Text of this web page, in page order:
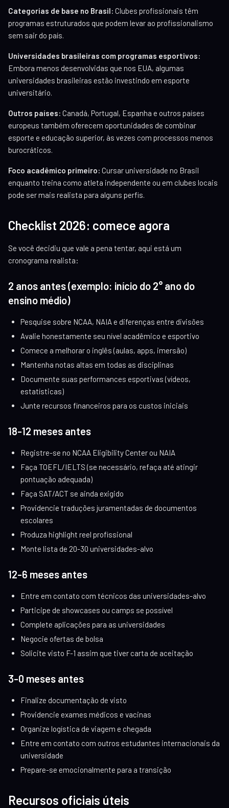
Categorias de base no Brasil: Clubes profissionais têm
programas estruturados que podem levar ao profissionalismo
sem sair do país.
Universidades brasileiras com programas esportivos:
Embora menos desenvolvidas que nos EUA, algumas
universidades brasileiras estão investindo em esporte
universitário.
Outros países: Canadá, Portugal, Espanha e outros países
europeus também oferecem oportunidades de combinar
esporte e educação superior, às vezes com processos menos
burocráticos.
Foco acadêmico primeiro: Cursar universidade no Brasil
enquanto treina como atleta independente ou em clubes locais
pode ser mais realista para alguns perfis.
Checklist 2026: comece agora
Se você decidiu que vale a pena tentar, aqui está um
cronograma realista:
2 anos antes (exemplo: início do 2° ano do
ensino médio)
Pesquise sobre NCAA, NAIA e diferenças entre divisões
Avalie honestamente seu nível acadêmico e esportivo
Comece a melhorar o inglês (aulas, apps, imersão)
Mantenha notas altas em todas as disciplinas
Documente suas performances esportivas (vídeos,
estatísticas)
Junte recursos financeiros para os custos iniciais
18-12 meses antes
Registre-se no NCAA Eligibility Center ou NAIA
Faça TOEFL/IELTS (se necessário, refaça até atingir
pontuação adequada)
Faça SAT/ACT se ainda exigido
Providencie traduções juramentadas de documentos
escolares
Produza highlight reel profissional
Monte lista de 20-30 universidades-alvo
12-6 meses antes
Entre em contato com técnicos das universidades-alvo
Participe de showcases ou camps se possível
Complete aplicações para as universidades
Negocie ofertas de bolsa
Solicite visto F-1 assim que tiver carta de aceitação
3-0 meses antes
Finalize documentação de visto
Providencie exames médicos e vacinas
Organize logística de viagem e chegada
Entre em contato com outros estudantes internacionais da
universidade
Prepare-se emocionalmente para a transição
Recursos oficiais úteis